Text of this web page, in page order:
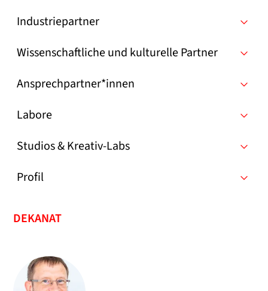
Industriepartner
Wissenschaftliche und kulturelle Partner
Ansprechpartner*innen
Labore
Studios & Kreativ-Labs
Profil
DEKANAT